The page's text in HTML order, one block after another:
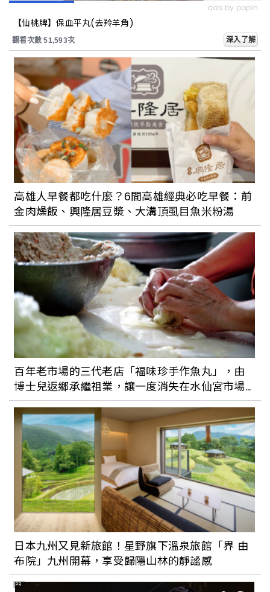
ads by popIn
【仙桃牌】保血平丸(去羚羊角)
觀看次數 51,593次 深入了解
高雄人早餐都吃什麼？6間高雄經典必吃早餐：前
金肉燥飯、興隆居豆漿、大溝頂虱目魚米粉湯
百年老市場的三代老店「福味珍手作魚丸」，由
博士兒返鄉承繼祖業，讓一度消失在水仙宮市場
的傳奇重起爐灶，帶來不變的手感與古早味
日本九州又見新旅館！星野旗下溫泉旅館「界 由
布院」九州開幕，享受歸隱山林的靜謐感
PR